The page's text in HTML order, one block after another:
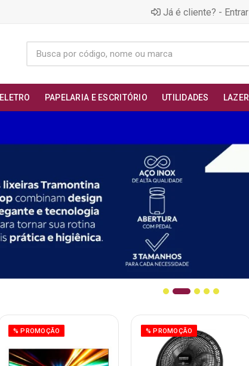
Já é cliente? - Entrar
ELETRO PAPELARIA E ESCRITÓRIO UTILIDADES LAZER
% PROMOÇÃO % PROMOÇÃO